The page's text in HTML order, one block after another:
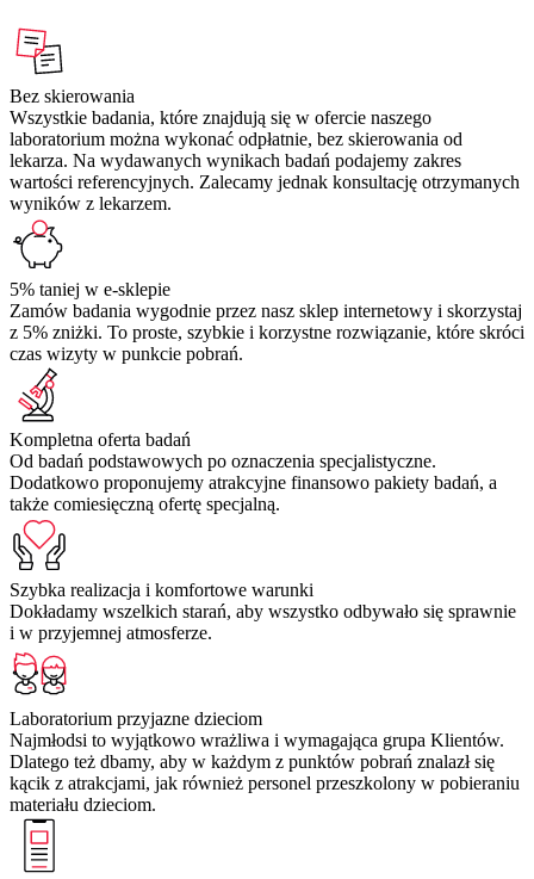
Bez skierowania
Wszystkie badania, które znajdują się w ofercie naszego
laboratorium można wykonać odpłatnie, bez skierowania od
lekarza. Na wydawanych wynikach badań podajemy zakres
wartości referencyjnych. Zalecamy jednak konsultację otrzymanych
wyników z lekarzem.
5% taniej w e-sklepie
Zamów badania wygodnie przez nasz sklep internetowy i skorzystaj
z 5% zniżki. To proste, szybkie i korzystne rozwiązanie, które skróci
czas wizyty w punkcie pobrań.
Kompletna oferta badań
Od badań podstawowych po oznaczenia specjalistyczne.
Dodatkowo proponujemy atrakcyjne finansowo pakiety badań, a
także comiesięczną ofertę specjalną.
Szybka realizacja i komfortowe warunki
Dokładamy wszelkich starań, aby wszystko odbywało się sprawnie
i w przyjemnej atmosferze.
Laboratorium przyjazne dzieciom
Najmłodsi to wyjątkowo wrażliwa i wymagająca grupa Klientów.
Dlatego też dbamy, aby w każdym z punktów pobrań znalazł się
kącik z atrakcjami, jak również personel przeszkolony w pobieraniu
materiału dzieciom.